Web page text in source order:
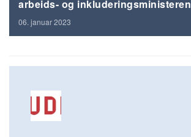
arbeids- og inkluderingsministeren
06. januar 2023